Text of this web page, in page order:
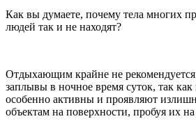
Как вы думаете, почему тела многих
людей так и не находят?
Отдыхающим крайне не
заплывы в ночное время суток, так
особенно активны и проявляют
объектам на поверхности, пробуя их на